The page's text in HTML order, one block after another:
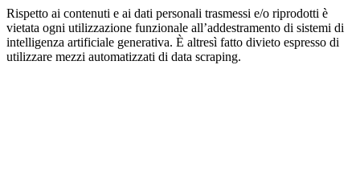
Rispetto ai contenuti e ai dati personali trasmessi e/o riprodotti è
vietata ogni utilizzazione funzionale all’addestramento di sistemi di
intelligenza artificiale generativa. È altresì fatto divieto espresso di
utilizzare mezzi automatizzati di data scraping.